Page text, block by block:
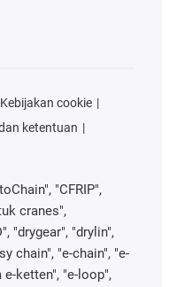
Kebijakan cookie
ketentuan
"CFRIP",
cranes",
"drygear", "drylin",
chain", "e-chain", "e-
ketten", "e-loop",